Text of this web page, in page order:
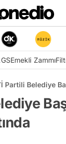
Emekli Zammı
Partili Belediye